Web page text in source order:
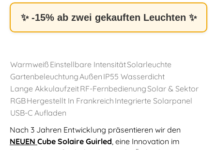
✨ -15% ab zwei gekauften Leuchten ✨
Warmweiß Einstellbare IntensitätSolarleuchte
GartenbeleuchtungAußen IP55 Wasserdicht
Lange AkkulaufzeitRF-FernbedienungSolar & Sektor
RGBHergestellt In Frankreich Integrierte Solarpanel
USB-C Aufladen
Nach 3 Jahren Entwicklung präsentieren wir den
NEUEN Cube Solaire Guirled, eine Innovation im